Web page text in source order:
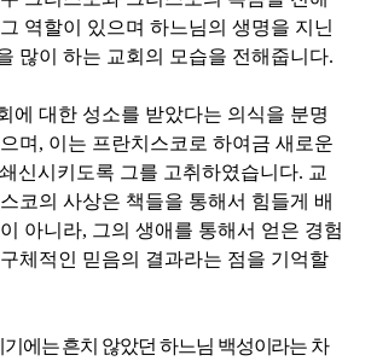
역할이 있으며 하느님의 생명을 지닌
많이 하는 교회의 모습을 전해줍니다.
에 대한 성소를 받았다는 의식을 분명
며 , 이는 프란치스코로 하여금 새로운
신시키도록 그를 고취하였습니다. 교
코의 사상은 책들을 통해서 힘들게 배
아니라, 그의 생애를 통해서 얻은 경험
체적인 믿음의 결과라는 점을 기억할
기에는 흔치 않았던 하느님 백성이라는 차